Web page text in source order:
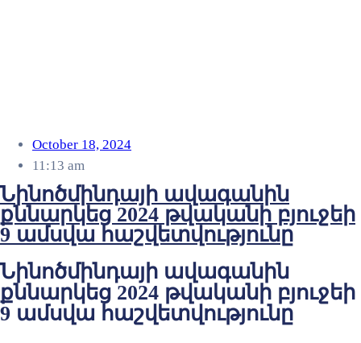
October 18, 2024
11:13 am
Նինոծմինդայի ավագանին
քննարկեց 2024 թվականի բյուջեի
9 ամսվա հաշվետվությունը
Նինոծմինդայի ավագանին
քննարկեց 2024 թվականի բյուջեի
9 ամսվա հաշվետվությունը